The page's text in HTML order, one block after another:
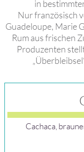
in
Nur französisch
Guadeloupe, Marie
Rum aus frischen
Produzenten
Cachaca,